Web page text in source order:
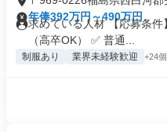
年俸392万円～490万円
求めている人材 【応募条件
（高卒OK） ✅ 普通...
制服あり 業界未経験歓迎 +24個